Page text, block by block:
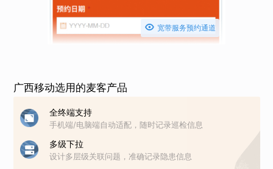
 宽带服务预约通道
广西移动选用的麦客产品
全终端支持
手机端/电脑端自动适配，随时记录巡检信息
多级下拉
设计多层级关联问题，准确记录隐患信息